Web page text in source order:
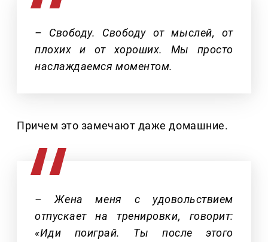
– Свободу. Свободу от мыслей, от
плохих и от хороших. Мы просто
наслаждаемся моментом.
Причем это замечают даже домашние.
– Жена меня с удовольствием
отпускает на тренировки, говорит:
«Иди поиграй. Ты после этого